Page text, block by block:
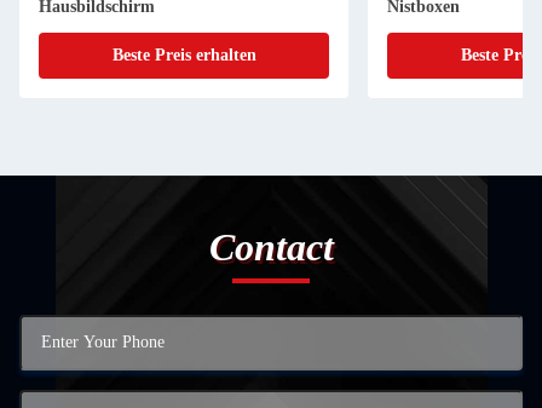
Hausbildschirm
Beste Preis erhalten
Nistboxen
Beste
Contact